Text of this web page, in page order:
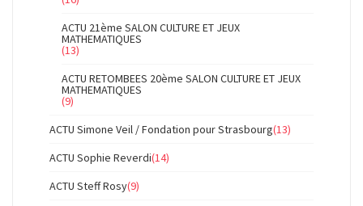
ACTU 21ème SALON CULTURE ET JEUX
MATHEMATIQUES
(13)
ACTU RETOMBEES 20ème SALON CULTURE ET JEUX
MATHEMATIQUES
(9)
ACTU Simone Veil / Fondation pour Strasbourg(13)
ACTU Sophie Reverdi(14)
ACTU Steff Rosy(9)